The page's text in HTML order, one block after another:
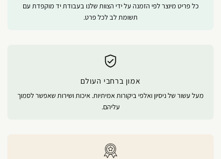
כל פריט מיוצר לפי הזמנה על ידי הצוות שלנו בעבודת יד מוקפדת עם
תשומת לב לכל פרט.
אמון ברחבי העולם
מעל עשור של ניסיון ואלפי ביקורות אמיתיות. איכות ושירות שאפשר לסמוך
עליהם.